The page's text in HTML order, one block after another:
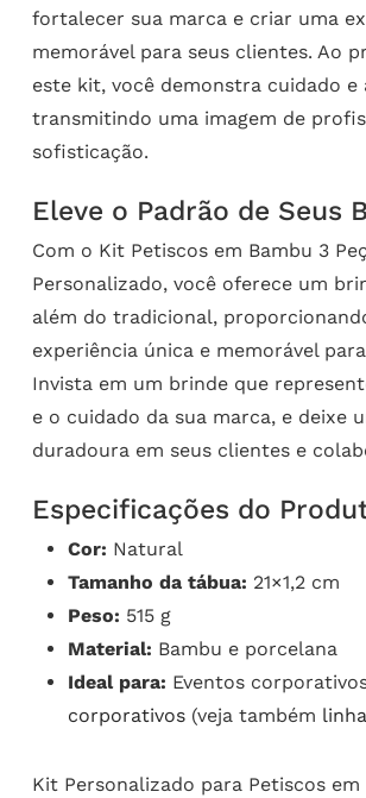
fortalecer sua marca e criar uma
memorável para seus clientes. Ao
este kit, você demonstra cuidado e
transmitindo uma imagem de
sofisticação.
Eleve o Padrão de Seus
Com o Kit Petiscos em Bambu 3
Personalizado, você oferece um
além do tradicional,
experiência única e memorável
Invista em um brinde que
e o cuidado da sua marca, e deixe
duradoura em seus clientes e
Especificações do
Cor: Natural
Tamanho da tábua: 21×1,2 cm
Peso: 515 g
Material: Bambu e porcelana
Ideal para: Eventos
corporativos(veja também
Kit Personalizado para Petiscos em